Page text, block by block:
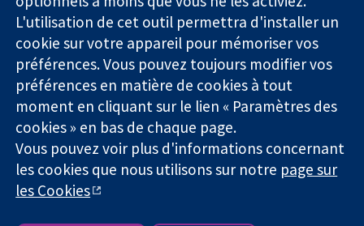
d'emploi
Library
La Collaboration Cochrane est une association caritative (n°
1045921) et une société à responsabilité limitée par garantie (n°
03044323) enregistrée en Angleterre et au Pays de Galles. Numéro
de TVA : GB 718 2127 49.
Copyright © 2026 The Cochrane Collaboration
Conditions Générales|Mentions légales|Politique de
L'utilisation de cet outil permettra d'installer un
cookie sur votre appareil pour mémoriser vos
préférences. Vous pouvez toujours modifier vos
préférences en matière de cookies à tout
moment en cliquant sur le lien « Paramètres des
cookies » en bas de chaque page.
Vous pouvez voir plus d'informations concernant
les cookies que nous utilisons sur notre page sur
les Cookies